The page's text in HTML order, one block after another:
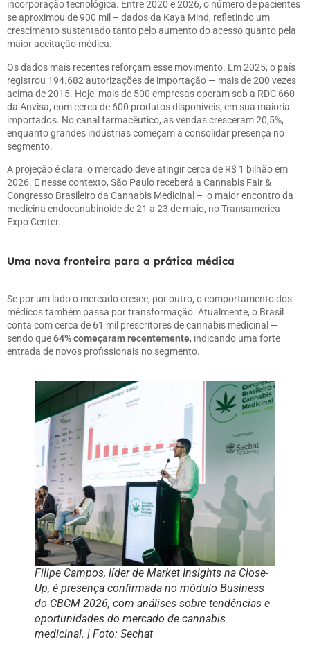
incorporação tecnológica. Entre 2020 e 2026, o número de pacientes
se aproximou de 900 mil – dados da Kaya Mind, refletindo um
crescimento sustentado tanto pelo aumento do acesso quanto pela
maior aceitação médica.
Os dados mais recentes reforçam esse movimento. Em 2025, o país
registrou 194.682 autorizações de importação — mais de 200 vezes
acima de 2015. Hoje, mais de 500 empresas operam sob a RDC 660
da Anvisa, com cerca de 600 produtos disponíveis, em sua maioria
importados. No canal farmacêutico, as vendas cresceram 20,5%,
enquanto grandes indústrias começam a consolidar presença no
segmento.
A projeção é clara: o mercado deve atingir cerca de R$ 1 bilhão em
2026. E nesse contexto, São Paulo receberá a Cannabis Fair&
Congresso Brasileiro da Cannabis Medicinal – o maior encontro da
medicina endocanabinoide de 21 a 23 de maio, no Transamerica
Expo Center.
Uma nova fronteira para a prática médica
Se por um lado o mercado cresce, por outro, o comportamento dos
médicos também passa por transformação. Atualmente, o Brasil
conta com cerca de 61 mil prescritores de cannabis medicinal —
sendo que64% começaram recentemente, indicando uma forte
entrada de novos profissionais no segmento.
Filipe Campos, líder de Market Insights na Close-
Up, é presença confirmada no módulo Business
do CBCM 2026, com análises sobre tendências e
oportunidades do mercado de cannabis
medicinal. | Foto: Sechat